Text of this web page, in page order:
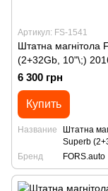
Артикул: FS-1541
Штатна магнітола
(2+32Gb, 10"\;)
6 300 грн
Купить
Название
Штатна
Superb
Бренд
FORS.auto